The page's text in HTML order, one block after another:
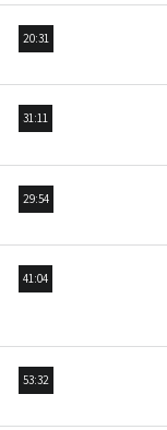
20:31
31:11
29:54
41:04
53:32